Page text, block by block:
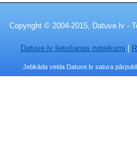
Copyright © 2004-2015, Datuve.lv -
Datuve.lv lietošanas noteikumi
Jebkāda veida Datuve.lv satura